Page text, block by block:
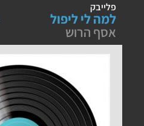
פלייבק
למה לי ליפול
אסף הרוש